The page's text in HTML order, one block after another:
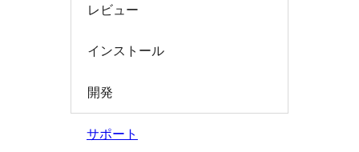
レビュー
インストール
開発
サポート